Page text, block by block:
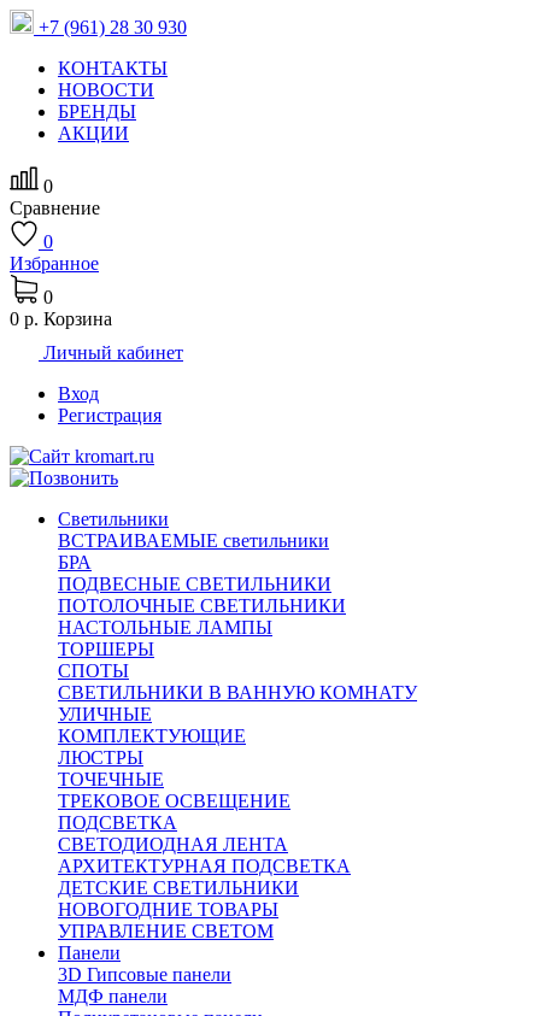
+7 (961) 28 30 930
КОНТАКТЫ
НОВОСТИ
БРЕНДЫ
АКЦИИ
0
Сравнение
0
Избранное
0
0 р. Корзина
Личный кабинет
Вход
Регистрация
Светильники
ВСТРАИВАЕМЫЕ светильники
БРА
ПОДВЕСНЫЕ СВЕТИЛЬНИКИ
ПОТОЛОЧНЫЕ СВЕТИЛЬНИКИ
НАСТОЛЬНЫЕ ЛАМПЫ
ТОРШЕРЫ
СПОТЫ
СВЕТИЛЬНИКИ В ВАННУЮ КОМНАТУ
УЛИЧНЫЕ
КОМПЛЕКТУЮЩИЕ
ЛЮСТРЫ
ТОЧЕЧНЫЕ
ТРЕКОВОЕ ОСВЕЩЕНИЕ
ПОДСВЕТКА
СВЕТОДИОДНАЯ ЛЕНТА
АРХИТЕКТУРНАЯ ПОДСВЕТКА
ДЕТСКИЕ СВЕТИЛЬНИКИ
НОВОГОДНИЕ ТОВАРЫ
УПРАВЛЕНИЕ СВЕТОМ
Панели
3D Гипсовые панели
МДФ панели